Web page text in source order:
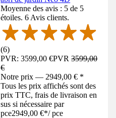
Moyenne des avis : 5 de 5
étoiles. 6 Avis clients.
(6)
PVR: 3599,00 €PVR3599,00
€
Notre prix — 2949,00 € *
Tous les prix affichés sont des
prix TTC, frais de livraison en
sus si nécessaire par
pce2949,00 €*/ pce